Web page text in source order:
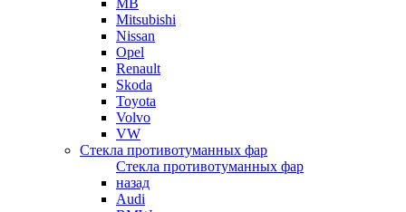
MB
Mitsubishi
Nissan
Opel
Renault
Skoda
Toyota
Volvo
VW
Стекла противотуманных фар
Стекла противотуманных фар
назад
Audi